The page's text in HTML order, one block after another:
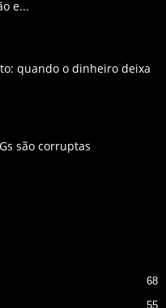
e...
quando o dinheiro deixa
são corruptas
68
55